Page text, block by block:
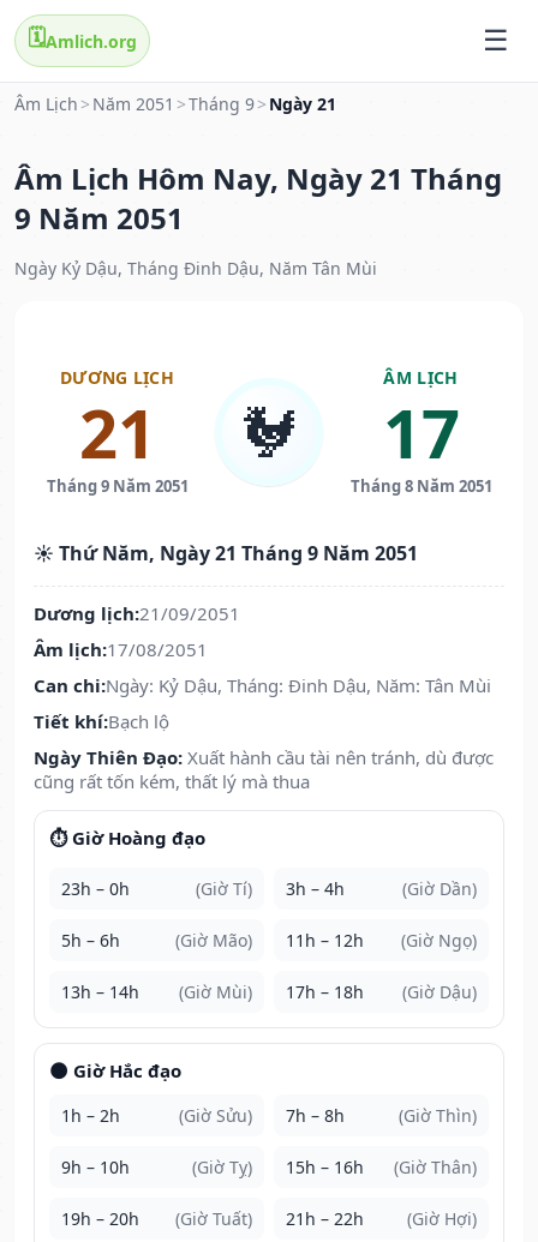
🗓️Amlich.org
Âm Lịch > Năm 2051 >Tháng 9> Ngày 21
Âm Lịch Hôm Nay, Ngày 21 Tháng
9 Năm 2051
Ngày Kỷ Dậu, Tháng Đinh Dậu, Năm Tân Mùi
DƯƠNG LỊCH
21
Tháng 9 Năm 2051
🐓
ÂM LỊCH
17
Tháng 8 Năm 2051
☀️ Thứ Năm, Ngày 21 Tháng 9 Năm 2051
Dương lịch:21/09/2051
Âm lịch:17/08/2051
Can chi:Ngày: Kỷ Dậu, Tháng: Đinh Dậu, Năm: Tân Mùi
Tiết khí:Bạch lộ
Ngày Thiên Đạo: Xuất hành cầu tài nên tránh, dù được
cũng rất tốn kém, thất lý mà thua
⏱️ Giờ Hoàng đạo
23h – 0h (Giờ Tí) 3h – 4h (Giờ Dần)
5h – 6h (Giờ Mão) 11h – 12h (Giờ Ngọ)
13h – 14h (Giờ Mùi) 17h – 18h (Giờ Dậu)
🌑 Giờ Hắc đạo
1h – 2h (Giờ Sửu) 7h – 8h (Giờ Thìn)
9h – 10h (Giờ Tỵ) 15h – 16h (Giờ Thân)
19h – 20h (Giờ Tuất) 21h – 22h (Giờ Hợi)